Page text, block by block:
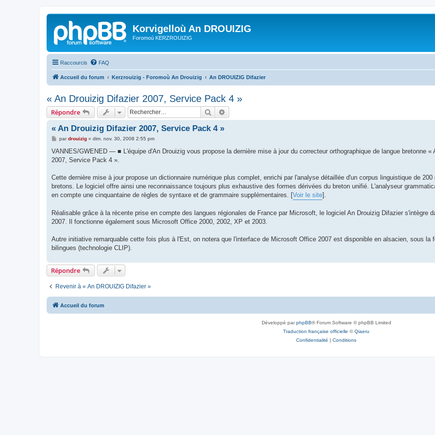
Korvigelloù An DROUIZIG
Foromoù KERZROUIZIG
Raccourcis FAQ
Accueil du forum Kerzrouizig - Foromoù An Drouizig An DROUIZIG Difazier
« An Drouizig Difazier 2007, Service Pack 4 »
Répondre Rechercher
« An Drouizig Difazier 2007, Service Pack 4 »
M
s
a
pardrouizig» dim. nov. 30, 2008 2:55 pm
VANNES/GWENED — ■ L'équipe d'An Drouizig vous propose la dernière mise à jour du correcteur orthographique de langue bretonne «
2007, Service Pack 4 ».
Cette dernière mise à jour propose un dictionnaire numérique plus complet, enrichi par l'analyse détaillée d'un corpus linguistique de
bretons. Le logiciel offre ainsi une reconnaissance toujours plus exhaustive des formes dérivées du breton unifié. L'analyseur
en compte une cinquantaine de règles de syntaxe et de grammaire supplémentaires. [Voir le site].
Réalisable grâce à la récente prise en compte des langues régionales de France par Microsoft, le logiciel An Drouizig Difazier s'intègre
2007. Il fonctionne également sous Microsoft Office 2000, 2002, XP et 2003.
Autre initiative remarquable cette fois plus à l'Est, on notera que l'interface de Microsoft Office 2007 est disponible en alsacien, sous la
bilingues (technologie CLIP).
Répondre
Revenir à « An DROUIZIG Difazier »
Accueil du forum
Développé parphpBB® Forum Software © phpBB Limited
Traduction française officielle ©Qiaeru
Confidentialité | Conditions